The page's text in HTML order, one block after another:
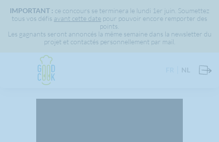
IMPORTANT : ce concours se terminera le lundi 1er juin. Soumettez
tous vos défis avant cette date pour pouvoir encore remporter des
points.
Les gagnants seront annoncés la même semaine dans la newsletter du
projet et contactés personnellement par mail.
NL